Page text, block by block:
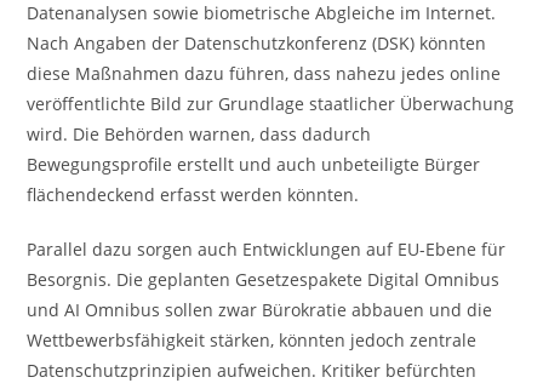
Datenanalysen sowie biometrische Abgleiche im Internet.
Nach Angaben der Datenschutzkonferenz (DSK) könnten
diese Maßnahmen dazu führen, dass nahezu jedes online
veröffentlichte Bild zur Grundlage staatlicher Überwachung
wird. Die Behörden warnen, dass dadurch
Bewegungsprofile erstellt und auch unbeteiligte Bürger
flächendeckend erfasst werden könnten.
Parallel dazu sorgen auch Entwicklungen auf EU-Ebene für
Besorgnis. Die geplanten Gesetzespakete Digital Omnibus
und AI Omnibus sollen zwar Bürokratie abbauen und die
Wettbewerbsfähigkeit stärken, könnten jedoch zentrale
Datenschutzprinzipien aufweichen. Kritiker befürchten